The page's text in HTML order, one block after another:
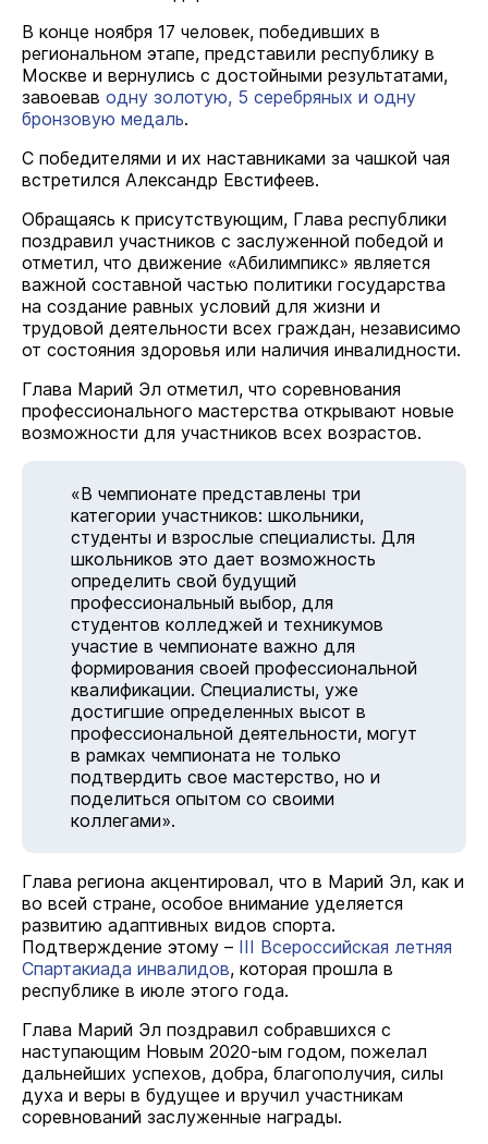
В конце ноября 17 человек, победивших в
региональном этапе, представили республику в
Москве и вернулись с достойными результатами,
завоевав одну золотую, 5 серебряных и одну
бронзовую медаль.
С победителями и их наставниками за чашкой чая
встретился Александр Евстифеев.
Обращаясь к присутствующим, Глава республики
поздравил участников с заслуженной победой и
отметил, что движение «Абилимпикс» является
важной составной частью политики государства
на создание равных условий для жизни и
трудовой деятельности всех граждан, независимо
от состояния здоровья или наличия инвалидности.
Глава Марий Эл отметил, что соревнования
профессионального мастерства открывают новые
возможности для участников всех возрастов.
«В чемпионате представлены три
категории участников: школьники,
студенты и взрослые специалисты. Для
школьников это дает возможность
определить свой будущий
профессиональный выбор, для
студентов колледжей и техникумов
участие в чемпионате важно для
формирования своей профессиональной
квалификации. Специалисты, уже
достигшие определенных высот в
профессиональной деятельности, могут
в рамках чемпионата не только
подтвердить свое мастерство, но и
поделиться опытом со своими
коллегами».
Глава региона акцентировал, что в Марий Эл, как и
во всей стране, особое внимание уделяется
развитию адаптивных видов спорта.
Подтверждение этому – III Всероссийская летняя
Спартакиада инвалидов, которая прошла в
республике в июле этого года.
Глава Марий Эл поздравил собравшихся с
наступающим Новым 2020-ым годом, пожелал
дальнейших успехов, добра, благополучия, силы
духа и веры в будущее и вручил участникам
соревнований заслуженные награды.